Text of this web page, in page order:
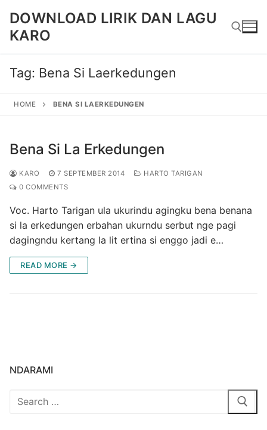
content
DOWNLOAD LIRIK DAN LAGU
KARO
Search for:
Tag: Bena Si Laerkedungen
HOME BENA SI LAERKEDUNGEN
Bena Si La Erkedungen
KARO 7 SEPTEMBER 2014
HARTO TARIGAN
0 COMMENTS
Voc. Harto Tarigan ula ukurindu agingku bena benana
si la erkedungen erbahan ukurndu serbut nge pagi
dagingndu kertang la lit ertina si enggo jadi e…
READ MORE →
NDARAMI
Search